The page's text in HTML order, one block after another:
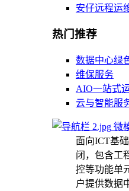
安仔远程运
热门推荐
数据中心绿
维保服务
AIO一站式
云与智能服
微
面向ICT基
闭，包含工
控等功能单
户提供数据